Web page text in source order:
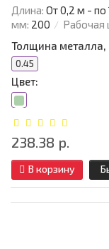
Длина: От 0,2 м -
мм: 200 Рабочая
Толщина
0.45
Цвет:
238.38 р.
В корзину